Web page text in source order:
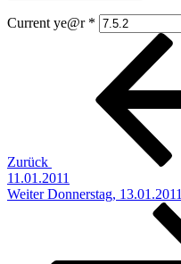
Current ye@r *
Beitragsnavigation
Zurück
11.01.2011
Nächster
Weiter Donnerstag, 13.01.2011